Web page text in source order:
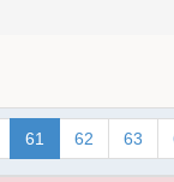
61 62 63